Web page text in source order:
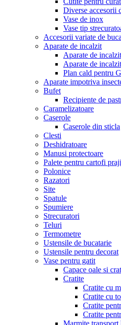
Diverse accesorii
Vase de inox
Vase tip
Accesorii variate de
Aparate de incalzit
Aparate de
Aparate de
Plan cald pentru
Aparate impotriva
Bufet
Recipiente de
Caramelizatoare
Caserole
Caserole din sticla
Clesti
Deshidratoare
Manusi protectoare
Palete pentru cartofi
Polonice
Razatori
Site
Spatule
Spumiere
Strecuratori
Teluri
Termometre
Ustensile de bucatarie
Ustensile pentru decorat
Vase pentru gatit
Capace oale si
Cratite
Cratite cu
Cratite cu
Cratite
Cratite